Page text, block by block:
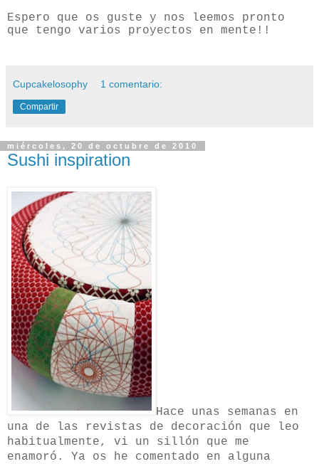
Espero que os guste y nos leemos pronto
que tengo varios proyectos en mente!!
Cupcakelosophy 1 comentario:
Compartir
miércoles, 20 de octubre de 2010
Sushi inspiration
Hace unas semanas en
una de las revistas de decoración que leo
habitualmente, vi un sillón que me
enamoró. Ya os he comentado en alguna